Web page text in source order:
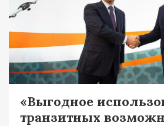
«Выгодное
транзитных